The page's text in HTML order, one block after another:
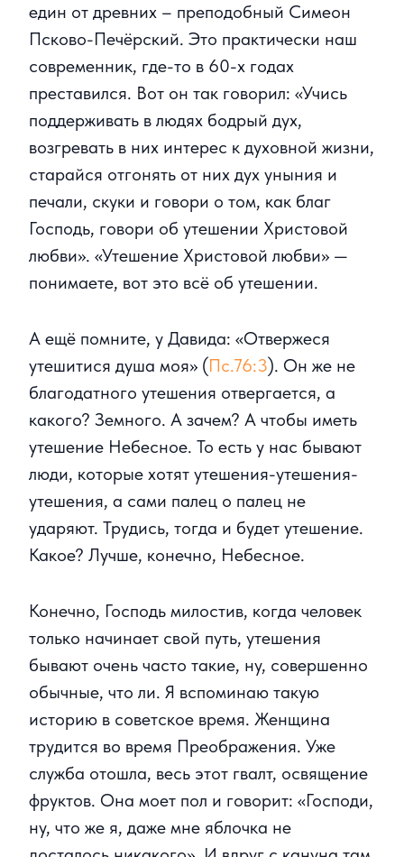
един от древних – преподобный Симеон
Псково-Печёрский. Это практически наш
современник, где-то в 60-х годах
преставился. Вот он так говорил: «Учись
поддерживать в людях бодрый дух,
возгревать в них интерес к духовной жизни,
старайся отгонять от них дух уныния и
печали, скуки и говори о том, как благ
Господь, говори об утешении Христовой
любви». «Утешение Христовой любви» —
понимаете, вот это всё об утешении.
А ещё помните, у Давида: «Отвержеся
утешитися душа моя» (Пс.76:3). Он же не
благодатного утешения отвергается, а
какого? Земного. А зачем? А чтобы иметь
утешение Небесное. То есть у нас бывают
люди, которые хотят утешения-утешения-
утешения, а сами палец о палец не
ударяют. Трудись, тогда и будет утешение.
Какое? Лучше, конечно, Небесное.
Конечно, Господь милостив, когда человек
только начинает свой путь, утешения
бывают очень часто такие, ну, совершенно
обычные, что ли. Я вспоминаю такую
историю в советское время. Женщина
трудится во время Преображения. Уже
служба отошла, весь этот гвалт, освящение
фруктов. Она моет пол и говорит: «Господи,
ну, что же я, даже мне яблочка не